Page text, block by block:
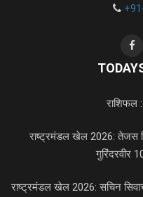
राशिफल
राष्ट्रमंडल खेल 2026: तेजस
गुरिंदरवीर
राष्ट्रमंडल खेल 2026: सचिन